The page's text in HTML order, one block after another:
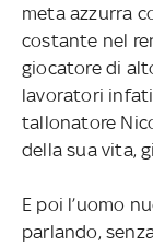
meta azzurra
costante nel
giocatore di
lavoratori
tallonatore
della sua vita,
E poi l’uomo
parlando,